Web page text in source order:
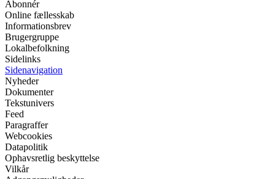
Abonnér
Online fællesskab
Informationsbrev
Brugergruppe
Lokalbefolkning
Sidelinks
Sidenavigation
Nyheder
Dokumenter
Tekstunivers
Feed
Paragraffer
Webcookies
Datapolitik
Ophavsretlig beskyttelse
Vilkår